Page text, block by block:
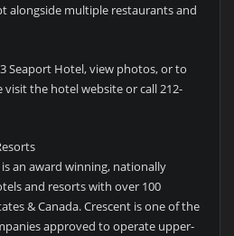
alongside multiple restaurants and
Seaport Hotel, view photos, or to
visit the hotel website or call 212-
an award winning, nationally
and resorts with over 100
& Canada. Crescent is one of the
approved to operate upper-